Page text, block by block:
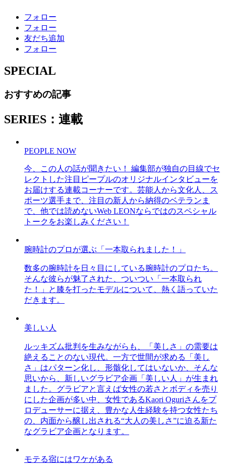
フォロー
フォロー
友だち追加
フォロー
SPECIAL
おすすめの記事
SERIES：連載
PEOPLE NOW
今、この人の話が聞きたい！ 編集部が独自の目線でセ
レクトした注目ピープルのオリジナルインタビューを
お届けする連載コーナーです。芸能人から文化人、ス
ポーツ選手まで、注目の新人から納得のベテランま
で、他では読めないWeb LEONならではのスペシャル
トークをお楽しみください！
腕時計のプロが選ぶ「一本取られました！」
数多の腕時計を日々目にしている腕時計のプロたち。
そんな彼らが魅了された、ついつい「一本取られ
た！」と膝を打ったモデルについて、熱く語っていた
だきます。
美しい人
ルッキズム批判を生みながらも、「美しさ」の需要は
絶えることのない現代。一方で世間が求める「美し
さ」はパターン化し、形骸化してはいないか、そんな
思いから、新しいグラビア企画「美しい人」が生まれ
ました。グラビアと言えば女性の若さとボディを売り
にした企画が多い中、女性であるKaori Oguriさんをプ
ロデューサーに据え、豊かな人生経験を持つ女性たち
の、内面から醸し出される“大人の美しさ”に迫る新た
なグラビア企画となります。
モテる宿にはワケがある